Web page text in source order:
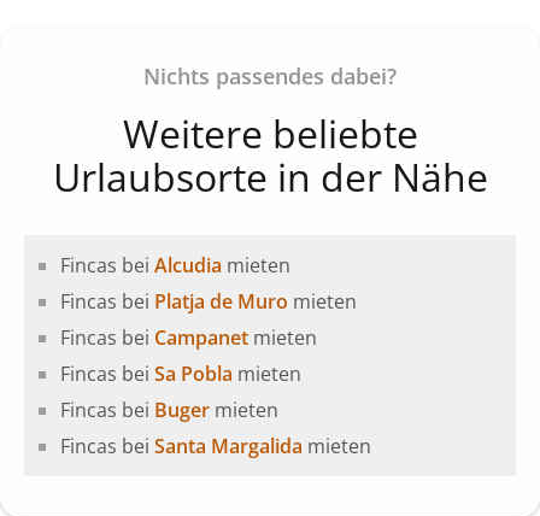
Nichts passendes dabei?
Weitere beliebte
Urlaubsorte in der Nähe
Fincas bei Alcudia mieten
Fincas bei Platja de Muro mieten
Fincas bei Campanet mieten
Fincas bei Sa Pobla mieten
Fincas bei Buger mieten
Fincas bei Santa Margalida mieten